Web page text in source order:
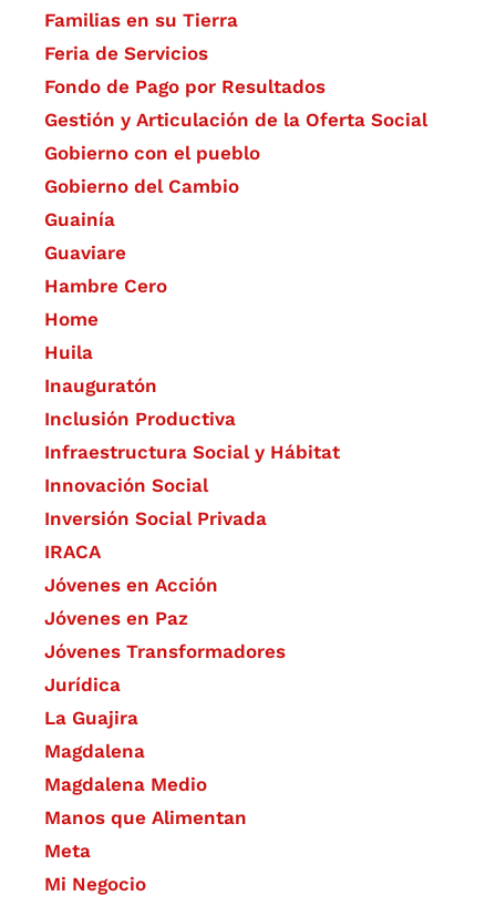
Familias en su Tierra
Feria de Servicios
Fondo de Pago por Resultados
Gestión y Articulación de la Oferta Social
Gobierno con el pueblo
Gobierno del Cambio
Guainía
Guaviare
Hambre Cero
Home
Huila
Inauguratón
Inclusión Productiva
Infraestructura Social y Hábitat
​Innovación Social
Inversión Social Privada
IRACA
Jóvenes en Acción
Jóvenes en Paz
Jóvenes Transformadores
Jurídica
La Guajira
Magdalena
Magdalena Medio
Manos que Alimentan
Meta
Mi Negocio